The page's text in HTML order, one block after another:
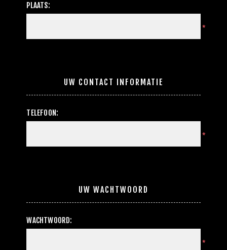
PLAATS:
*
UW CONTACT INFORMATIE
TELEFOON:
*
UW WACHTWOORD
WACHTWOORD:
*